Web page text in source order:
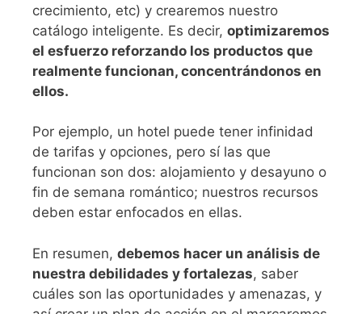
crecimiento, etc) y crearemos nuestro
catálogo inteligente. Es decir, optimizaremos
el esfuerzo reforzando los productos que
realmente funcionan, concentrándonos en
ellos.
Por ejemplo, un hotel puede tener infinidad
de tarifas y opciones, pero sí las que
funcionan son dos: alojamiento y desayuno o
fin de semana romántico; nuestros recursos
deben estar enfocados en ellas.
En resumen, debemos hacer un análisis de
nuestra debilidades y fortalezas, saber
cuáles son las oportunidades y amenazas, y